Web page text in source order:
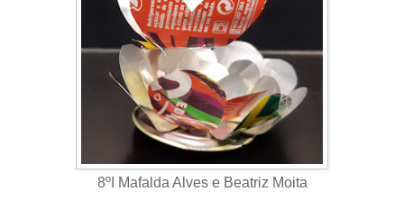
8ºI Mafalda Alves e Beatriz Moita